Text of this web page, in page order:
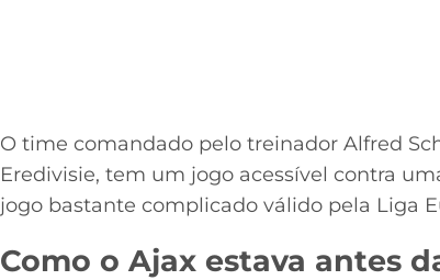
O time comandado pelo treinador Alfred
Eredivisie, tem um jogo acessível contra
jogo bastante complicado válido pela Liga
Como o Ajax estava antes